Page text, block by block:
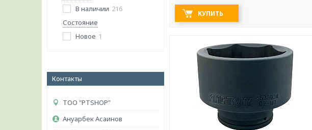
В наличии 216
Состояние
Новое 1
Контакты
ТОО "PTSHOP"
Ануарбек Асаинов
КУПИТЬ